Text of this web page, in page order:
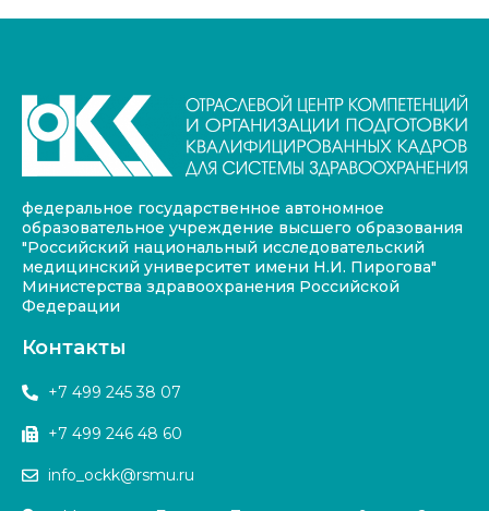
федеральное государственное автономное
образовательное учреждение высшего образования
"Российский национальный исследовательский
медицинский университет имени Н.И. Пирогова"
Министерства здравоохранения Российской
Федерации
Контакты
+7 499 245 38 07
+7 499 246 48 60
info_ockk@rsmu.ru